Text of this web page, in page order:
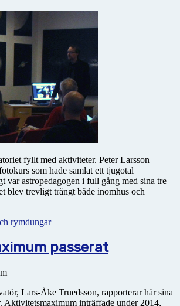
fyllt med aktiviteter. Peter Larsson
som hade samlat ett tjugotal
var astropedagogen i full gång med sina tre
blev trevligt trångt både inomhus och
rymdungar
passerat
Lars-Åke Truedsson, rapporterar här sina
Aktivitetsmaximum inträffade under 2014,